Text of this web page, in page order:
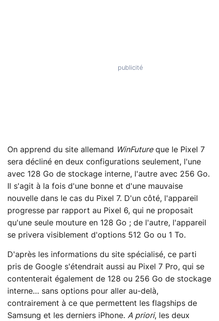
On apprend du site allemand WinFutureque le Pixel 7
sera décliné en deux configurations seulement, l'une
avec 128 Go de stockage interne, l'autre avec 256 Go.
Il s'agit à la fois d'une bonne et d'une mauvaise
nouvelle dans le cas du Pixel 7. D'un côté, l'appareil
progresse par rapport au Pixel 6, qui ne proposait
qu'une seule mouture en 128 Go ; de l'autre, l'appareil
se privera visiblement d'options 512 Go ou 1 To.
D'après les informations du site spécialisé, ce parti
pris de Google s'étendrait aussi au Pixel 7 Pro, qui se
contenterait également de 128 ou 256 Go de stockage
interne… sans options pour aller au-delà,
contrairement à ce que permettent les flagships de
Samsung et les derniers iPhone. A priori, les deux